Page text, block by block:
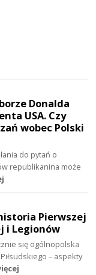
Donalda
USA. Czy
wobec Polski
do pytań o
republikanina może
Pierwszej
i Legionów
się ogólnopolska
– aspekty